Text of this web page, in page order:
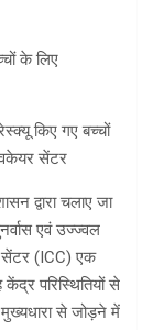
के लिए
किए गए बच्चों
सेंटर
द्वारा चलाए जा
एवं उज्ज्वल
सेंटर (ICC) एक
परिस्थितियों से
मुख्यधारा से जोड़ने में